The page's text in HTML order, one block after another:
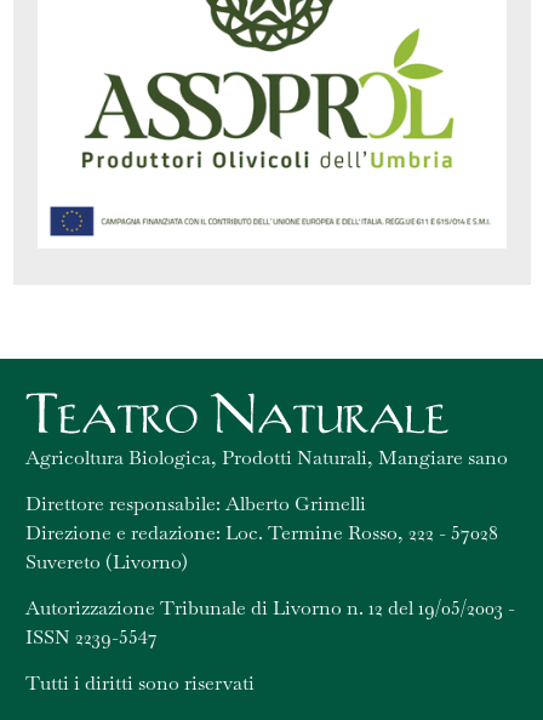
Agricoltura Biologica, Prodotti Naturali, Mangiare sano
Direttore responsabile: Alberto Grimelli
Direzione e redazione: Loc. Termine Rosso, 222 - 57028
Suvereto (Livorno)
Autorizzazione Tribunale di Livorno n. 12 del 19/05/2003 -
ISSN 2239-5547
Tutti i diritti sono riservati